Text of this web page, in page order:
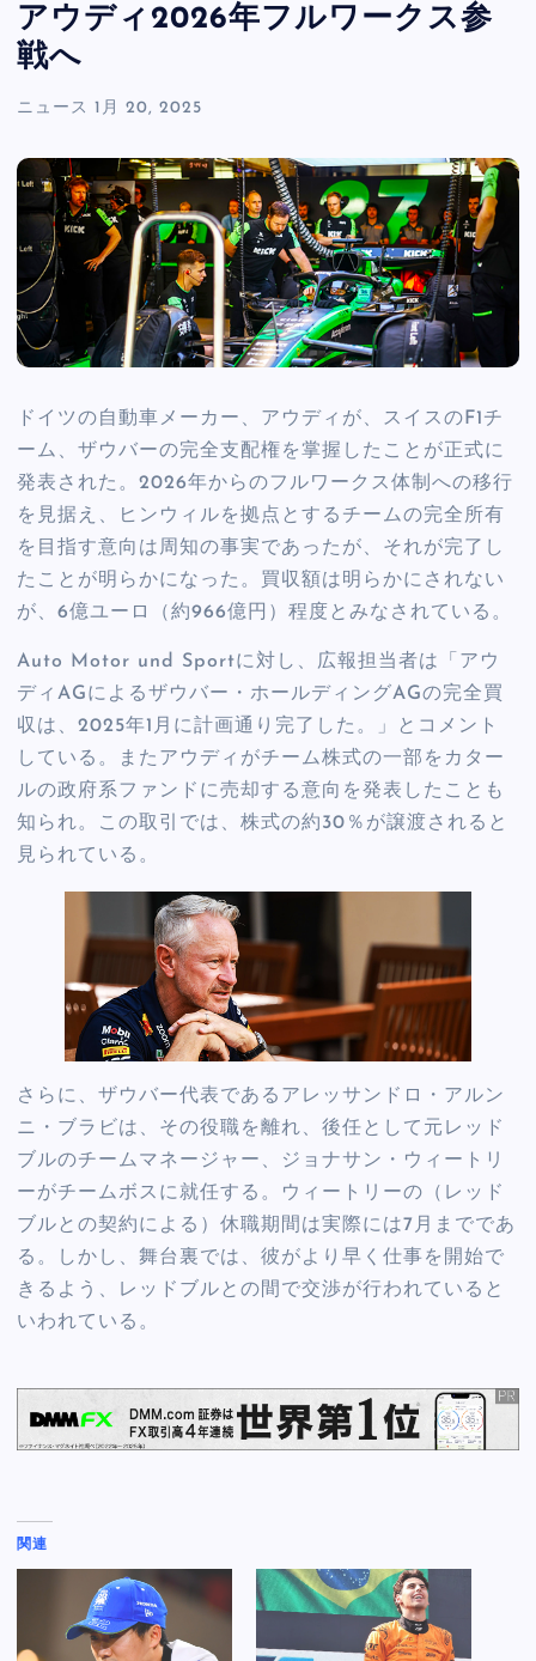
アウディ2026年フルワークス参
戦へ
ニュース 1月 20, 2025
ドイツの自動車メーカー、アウディが、スイスのF1チ
ーム、ザウバーの完全支配権を掌握したことが正式に
発表された。2026年からのフルワークス体制への移行
を見据え、ヒンウィルを拠点とするチームの完全所有
を目指す意向は周知の事実であったが、それが完了し
たことが明らかになった。買収額は明らかにされない
が、6億ユーロ（約966億円）程度とみなされている。
Auto Motor und Sportに対し、広報担当者は「アウ
ディAGによるザウバー・ホールディングAGの完全買
収は、2025年1月に計画通り完了した。」とコメント
している。またアウディがチーム株式の一部をカター
ルの政府系ファンドに売却する意向を発表したことも
知られ。この取引では、株式の約30％が譲渡されると
見られている。
さらに、ザウバー代表であるアレッサンドロ・アルン
ニ・ブラビは、その役職を離れ、後任として元レッド
ブルのチームマネージャー、ジョナサン・ウィートリ
ーがチームボスに就任する。ウィートリーの（レッド
ブルとの契約による）休職期間は実際には7月までであ
る。しかし、舞台裏では、彼がより早く仕事を開始で
きるよう、レッドブルとの間で交渉が行われていると
いわれている。
関連